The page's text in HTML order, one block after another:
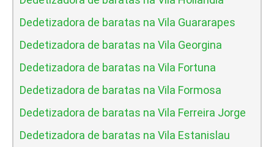
Dedetizadora de baratas na Vila Guararapes
Dedetizadora de baratas na Vila Georgina
Dedetizadora de baratas na Vila Fortuna
Dedetizadora de baratas na Vila Formosa
Dedetizadora de baratas na Vila Ferreira Jorge
Dedetizadora de baratas na Vila Estanislau